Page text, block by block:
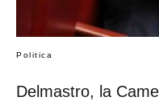
Politica
Delmastro, la